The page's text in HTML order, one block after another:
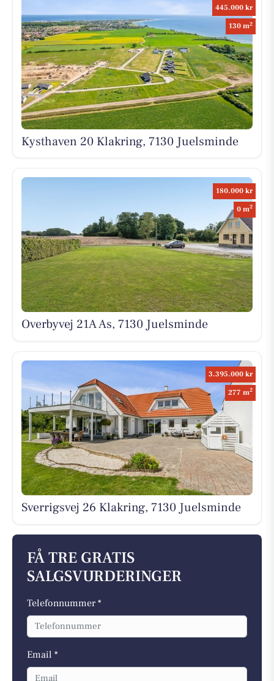
445.000 kr
130 m2
Kysthaven 20 Klakring, 7130 Juelsminde
180.000 kr
0 m2
Overbyvej 21A As, 7130 Juelsminde
3.395.000 kr
277 m2
Sverrigsvej 26 Klakring, 7130 Juelsminde
FÅ TRE GRATIS
SALGSVURDERINGER
Telefonnummer *
Email *